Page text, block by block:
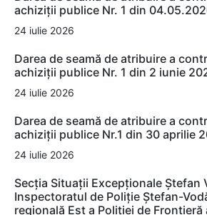
achiziții publice Nr. 1 din
24 iulie 2026
Darea de seamă de atribuire a
achiziții publice Nr. 1 din 2 iunie
24 iulie 2026
Darea de seamă de atribuire a
achiziții publice Nr.1 din 30 aprilie
24 iulie 2026
Secția Situații Excepționale Ștefan
Inspectoratul de Poliție Ștefan-
regională Est a Poliției de